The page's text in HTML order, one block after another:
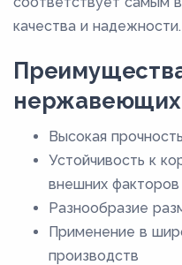
качества и надежности.
нержавеющих
Высокая
Устойчивость к
внешних факторов
Разнообразие
Применение в
производств